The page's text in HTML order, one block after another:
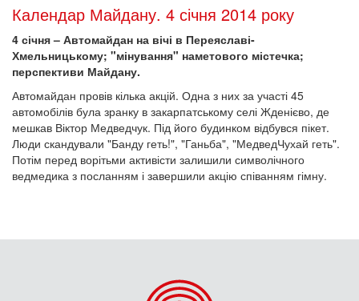
Календар Майдану. 4 січня 2014 року
4 січня – Автомайдан на вічі в Переяславі-
Хмельницькому; "мінування" наметового містечка;
перспективи Майдану.
Автомайдан провів кілька акцій. Одна з них за участі 45
автомобілів була зранку в закарпатському селі Жденієво, де
мешкав Віктор Медведчук. Під його будинком відбувся пікет.
Люди скандували "Банду геть!", "Ганьба", "МедведЧухай геть".
Потім перед ворітьми активісти залишили символічного
ведмедика з посланням і завершили акцію співанням гімну.